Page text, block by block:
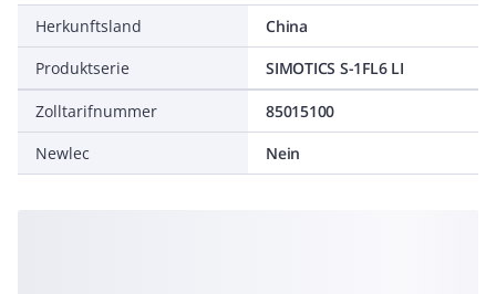
Herkunftsland
China
Produktserie
SIMOTICS S-1FL6 LI
Zolltarifnummer
85015100
Newlec
Nein